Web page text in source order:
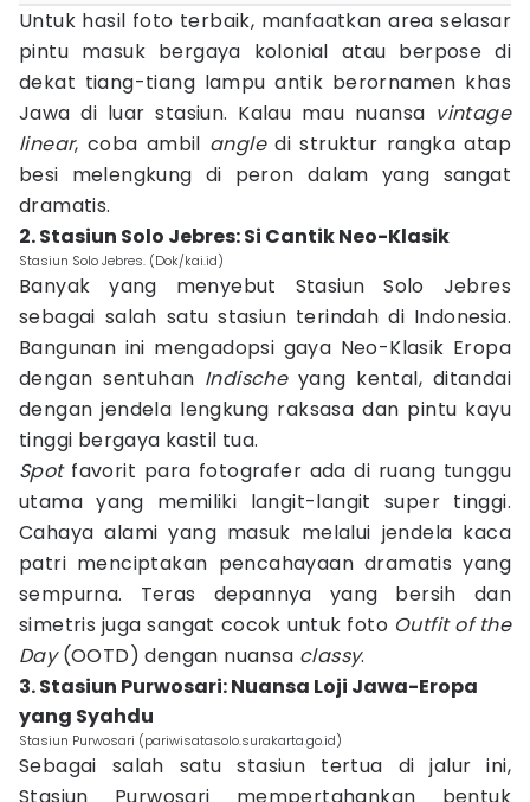
Untuk hasil foto terbaik, manfaatkan area selasar
pintu masuk bergaya kolonial atau berpose di
dekat tiang-tiang lampu antik berornamen khas
Jawa di luar stasiun. Kalau mau nuansa vintage
linear, coba ambil angledi struktur rangka atap
besi melengkung di peron dalam yang sangat
dramatis.
2. Stasiun Solo Jebres: Si Cantik Neo-Klasik
Stasiun Solo Jebres. (Dok/kai.id)
Banyak yang menyebut Stasiun Solo Jebres
sebagai salah satu stasiun terindah di Indonesia.
Bangunan ini mengadopsi gaya Neo-Klasik Eropa
dengan sentuhan Indischeyang kental, ditandai
dengan jendela lengkung raksasa dan pintu kayu
tinggi bergaya kastil tua.
Spotfavorit para fotografer ada di ruang tunggu
utama yang memiliki langit-langit super tinggi.
Cahaya alami yang masuk melalui jendela kaca
patri menciptakan pencahayaan dramatis yang
sempurna. Teras depannya yang bersih dan
simetris juga sangat cocok untuk foto Outfit of the
Day(OOTD) dengan nuansa classy.
3. Stasiun Purwosari: Nuansa Loji Jawa-Eropa
yang Syahdu
Stasiun Purwosari (pariwisatasolo.surakarta.go.id)
Sebagai salah satu stasiun tertua di jalur ini,